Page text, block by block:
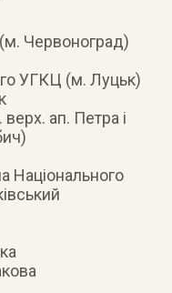
(м. Червоноград)
УГКЦ (м. Луцьк)
ап. Петра і
Національного